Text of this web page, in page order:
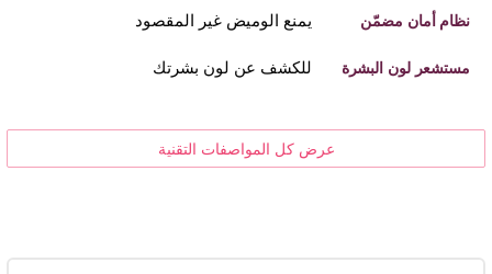
نظام أمان مضمّن يمنع الوميض غير المقصود
مستشعر لون البشرة للكشف عن لون بشرتك
عرض كل المواصفات التقنية